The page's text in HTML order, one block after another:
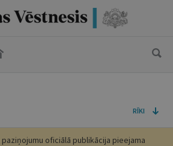
RĪKI
oficiālā publikācija pieejama